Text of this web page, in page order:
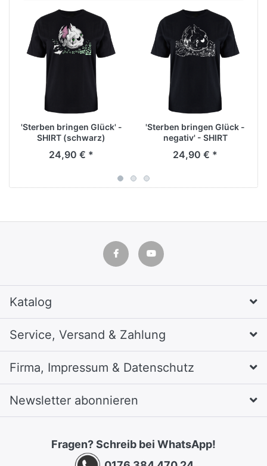
'Sterben bringen Glück' -
SHIRT (schwarz)
24,90 € *
'Sterben bringen Glück -
negativ' - SHIRT
24,90 € *
Katalog
Service, Versand & Zahlung
Firma, Impressum & Datenschutz
Newsletter abonnieren
Fragen? Schreib bei WhatsApp!